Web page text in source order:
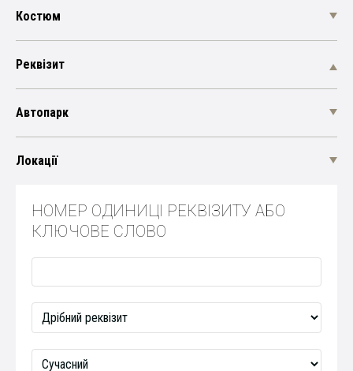
Костюм
Реквізит
Автопарк
Локації
НОМЕР ОДИНИЦІ РЕКВІЗИТУ АБО
КЛЮЧОВЕ СЛОВО